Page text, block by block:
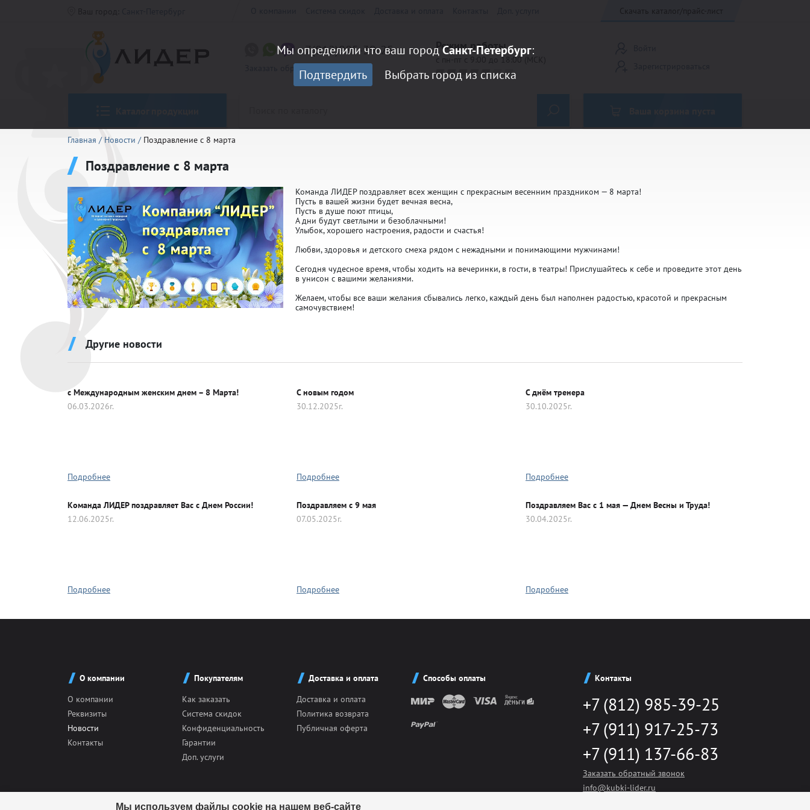
Мы определили что ваш городСанкт-Петербург:
Подтвердить
Выбрать город из списка
Скачать каталог/прайс-лист
+7(812)985-39-25
Заказать обратный звонок
Режим работы
с пн-пт с 9:00 до 18:00 (МСК)
Кубки COLORED
Кубки Стандарт Кубки Эконом
Медали 50 мм
Медали Распродажа
Таблички/Шильды Наклейки на оборот медали Эмблемы 25мм
Эмблемы 50мм
Азартные игры Атлетика
Баскетбол Бодибилдинг
Велоспорт
Главная / Новости / Поздравление с 8 марта
Поздравление с 8 марта
Команда ЛИДЕР поздравляет всех женщин с прекрасным весенним праздником — 8 марта!
Пусть в вашей жизни будет вечная весна,
Пусть в душе поют птицы,
А дни будут светлыми и безоблачными!
Улыбок, хорошего настроения, радости и счастья!
Любви, здоровья и детского смеха рядом с нежадными и понимающими мужчинами!
Сегодня чудесное время, чтобы ходить на вечеринки, в гости, в театры! Прислушайтесь к себе и проведите этот день
в унисон с вашими желаниями.
Желаем, чтобы все ваши желания сбывались легко, каждый день был наполнен радостью, красотой и прекрасным
самочувствием!
Другие новости
с Международным женским днем – 8 Марта!
06.03.2026г.
Подробнее
C новым годом
30.12.2025г.
Подробнее
С днём тренера
30.10.2025г.
Подробнее
Команда ЛИДЕР поздравляет Вас с Днем России!
12.06.2025г.
Подробнее
Поздравляем с 9 мая
07.05.2025г.
Подробнее
Поздравляем Вас с 1 мая — Днем Весны и Труда!
30.04.2025г.
Подробнее
О компании
О компании
Реквизиты
Новости
Контакты
Покупателям
Как заказать
Система скидок
Конфиденциальность
Гарантии
Доп. услуги
Доставка и оплата
Доставка и оплата
Политика возврата
Публичная оферта
Контакты
+7 (812) 985-39-25
+7 (911) 917-25-73
+7 (911) 137-66-83
Заказать обратный звонок
info@kubki-lider.ru
Способы оплаты
Мы используем файлы cookie на нашем веб-сайте